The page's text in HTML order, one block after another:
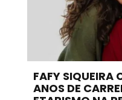
FAFY SIQUEIRA
ANOS DE